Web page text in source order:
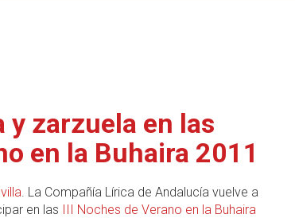
y zarzuela en las
en la Buhaira 2011
. La Compañía Lírica de Andalucía vuelve a
en las III Noches de Verano en la Buhaira